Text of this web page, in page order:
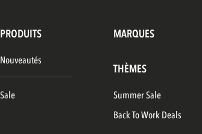
PRODUITS MARQUES
Nouveautés
Sale
THÈMES
Summer Sale
Back To Work Deals